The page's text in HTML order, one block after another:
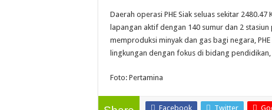
Daerah operasi PHE Siak seluas sekitar
lapangan aktif dengan 140 sumur dan 2
memproduksi minyak dan gas bagi negara,
lingkungan dengan fokus di bidang
Foto: Pertamina
Facebook Twitter